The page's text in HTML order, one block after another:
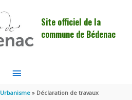
Site officiel de la
commune de Bédenac
MENU
PRINCIPAL
Urbanisme Déclaration de travaux